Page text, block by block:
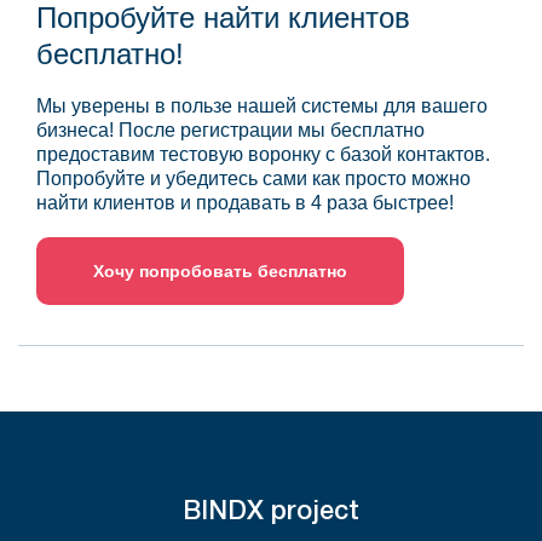
Попробуйте найти клиентов
бесплатно!
Мы уверены в пользе нашей системы для вашего
бизнеса! После регистрации мы бесплатно
предоставим тестовую воронку с базой контактов.
Попробуйте и убедитесь сами как просто можно
найти клиентов и продавать в 4 раза быстрее!
Хочу попробовать бесплатно
BINDX project